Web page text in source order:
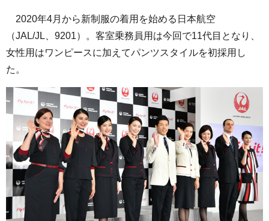
2020年4月から新制服の着用を始める日本航空
（JAL/JL、9201）。客室乗務員用は今回で11代目となり、
女性用はワンピースに加えてパンツスタイルを初採用し
た。